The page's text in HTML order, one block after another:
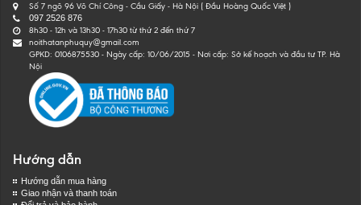
Số 7 ngõ 96 Võ Chí Công - Cầu Giấy - Hà Nội ( Đầu Hoàng Quốc Việt )
097 2526 876
8h30 - 12h và 13h30 - 17h30 từ thứ 2 đến thứ 7
noithatanphuquy@gmail.com
GPKD: 0106875530 - Ngày cấp: 10/06/2015 - Nơi cấp: Sở kế hoạch và đầu tư TP. Hà
Nội
Hướng dẫn
Hướng dẫn mua hàng
Giao nhận và thanh toán